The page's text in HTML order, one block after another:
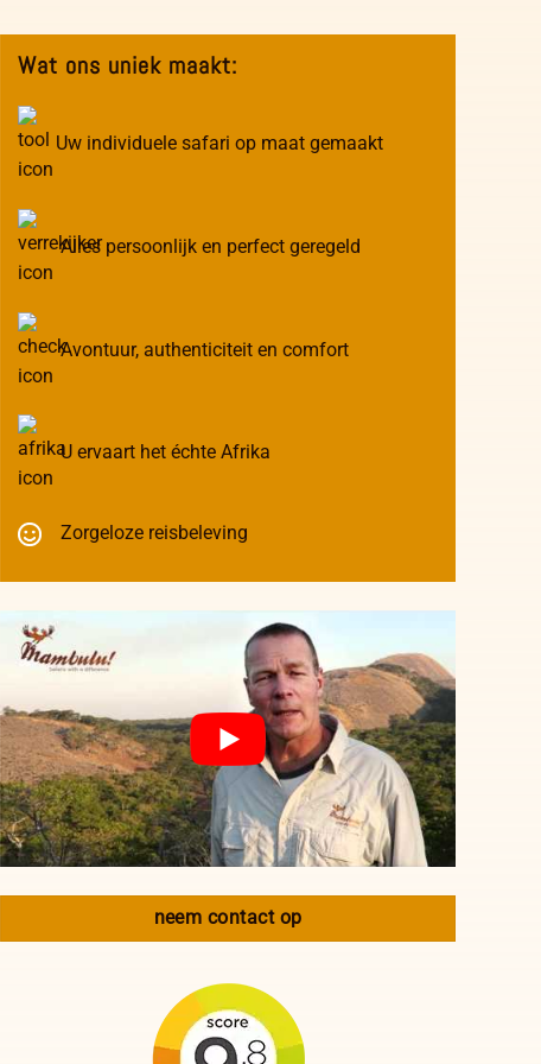
Wat ons uniek maakt:
Uw individuele safari op maat gemaakt
Alles persoonlijk en perfect geregeld
Avontuur, authenticiteit en comfort
U ervaart het échte Afrika
Zorgeloze reisbeleving
neem contact op